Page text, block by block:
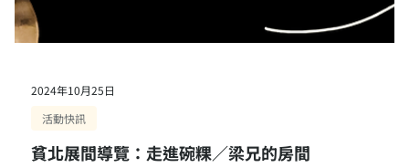
去年 11 月我們在「貧窮人的台北」芒草心展間舉辦了小小的導覽兼分享，故
隨著房間裡擺放的物品展開，當天也聽到了不少碗粿的人生金句。即將到來的